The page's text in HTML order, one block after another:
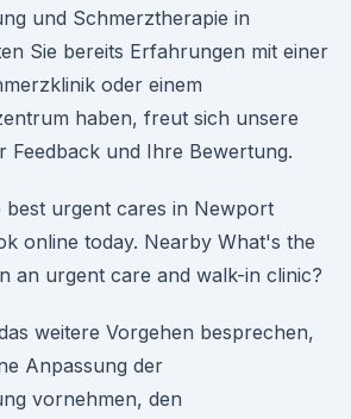
und Schmerztherapie in
Sie bereits Erfahrungen mit einer
oder einem
haben, freut sich unsere
Feedback und Ihre Bewertung.
urgent cares in Newport
online today. Nearby What's the
an urgent care and walk-in clinic?
weitere Vorgehen besprechen,
Anpassung der
vornehmen, den